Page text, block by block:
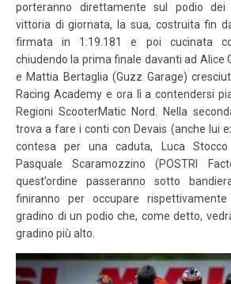
porteranno direttamente sul podio dei
vittoria di giornata, la sua, costruita fin
firmata in 1:19.181 e poi cucinata
chiudendo la prima finale davanti ad Alice
e Mattia Bertaglia (Guzz Garage)
Racing Academy e ora lì a contendersi
Regioni ScooterMatic Nord. Nella
trova a fare i conti con Devais (anche lui
contesa per una caduta, Luca
Pasquale Scaramozzino (POSTRI
quest’ordine passeranno sotto
finiranno per occupare
gradino di un podio che, come detto,
gradino più alto.